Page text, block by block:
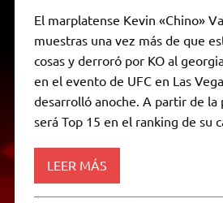
t
s
p
p
e
g
a
m
i
t
t
r
e
b
o
k
s
s
e
g
e
r
p
y
L
n
k
a
i
l
n
t
F
r
i
e
n
d
l
El marplatense Kevin «Chino»
muestras una vez más de que
cosas y derroró por KO al
en el evento de UFC en Las
desarrolló anoche. A partir de la
será Top 15 en el ranking de su
LEER MÁS